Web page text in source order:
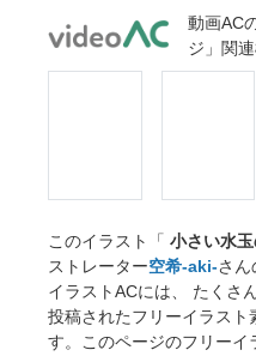
動画AC
ジ」関
このイラスト「 小さい水
ストレーター空希-aki-さん
イラストACには、 たくさ
投稿されたフリーイラスト
す。このページのフリーイ